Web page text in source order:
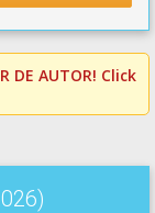
DE AUTOR! Click